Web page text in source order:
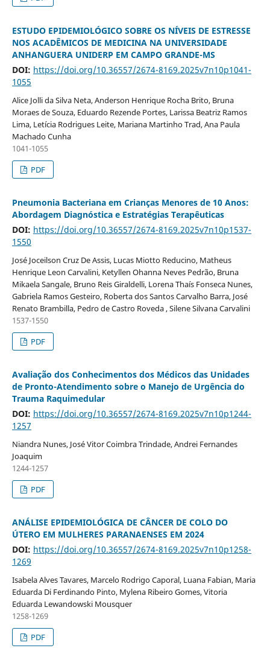
ESTUDO EPIDEMIOLÓGICO SOBRE OS NÍVEIS DE ESTRESSE
NOS ACADÊMICOS DE MEDICINA NA UNIVERSIDADE
ANHANGUERA UNIDERP EM CAMPO GRANDE-MS
DOI: https://doi.org/10.36557/2674-8169.2025v7n10p1041-
1055
Alice Jolli da Silva Neta, Anderson Henrique Rocha Brito, Bruna
Moraes de Souza, Eduardo Rezende Portes, Larissa Beatriz Ramos
Lima, Letícia Rodrigues Leite, Mariana Martinho Trad, Ana Paula
Machado Cunha
1041-1055
PDF
Pneumonia Bacteriana em Crianças Menores de 10 Anos:
Abordagem Diagnóstica e Estratégias Terapêuticas
DOI: https://doi.org/10.36557/2674-8169.2025v7n10p1537-
1550
José Joceilson Cruz De Assis, Lucas Miotto Reducino, Matheus
Henrique Leon Carvalini, Ketyllen Ohanna Neves Pedrão, Bruna
Mikaela Sangale, Bruno Reis Giraldelli, Lorena Thaís Fonseca Nunes,
Gabriela Ramos Gesteiro, Roberta dos Santos Carvalho Barra, José
Renato Brambilla, Pedro de Castro Roveda , Silene Silvana Carvalini
1537-1550
PDF
Avaliação dos Conhecimentos dos Médicos das Unidades
de Pronto-Atendimento sobre o Manejo de Urgência do
Trauma Raquimedular
DOI: https://doi.org/10.36557/2674-8169.2025v7n10p1244-
1257
Niandra Nunes, José Vitor Coimbra Trindade, Andrei Fernandes
Joaquim
1244-1257
PDF
ANÁLISE EPIDEMIOLÓGICA DE CÂNCER DE COLO DO
ÚTERO EM MULHERES PARANAENSES EM 2024
DOI: https://doi.org/10.36557/2674-8169.2025v7n10p1258-
1269
Isabela Alves Tavares, Marcelo Rodrigo Caporal, Luana Fabian, Maria
Eduarda Di Ferdinando Pinto, Mylena Ribeiro Gomes, Vitoria
Eduarda Lewandowski Mousquer
1258-1269
PDF